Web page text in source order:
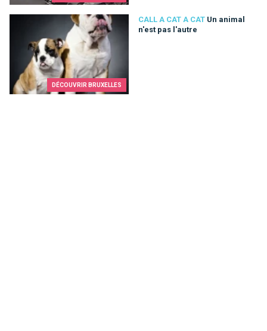
DÉCOUVRIR BRUXELLES
CALL A CAT A CAT Un animal
n'est pas l'autre
Un animal n'est pas l'autre